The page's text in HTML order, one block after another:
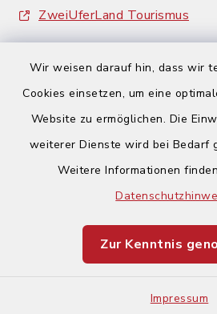
Wir weisen darauf hin, dass wir
Cookies einsetzen, um eine
Website zu ermöglichen. Die
weiterer Dienste wird bei Bedarf
Weitere Informationen
Zur Kenntnis
Impressum
ZweiUferLand Tourismus
Sitemap